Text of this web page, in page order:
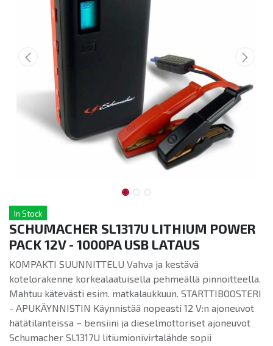
In Stock
SCHUMACHER SL1317U LITHIUM POWER
PACK 12V - 1000PA USB LATAUS
KOMPAKTI SUUNNITTELU Vahva ja kestävä
kotelorakenne korkealaatuisella pehmeällä pinnoitteella.
Mahtuu kätevästi esim. matkalaukkuun. STARTTIBOOSTERI
- APUKÄYNNISTIN Käynnistää nopeasti 12 V:n ajoneuvot
hätätilanteissa – bensiini ja dieselmottoriset ajoneuvot
Schumacher SL1317U litiumionivirtalähde sopii